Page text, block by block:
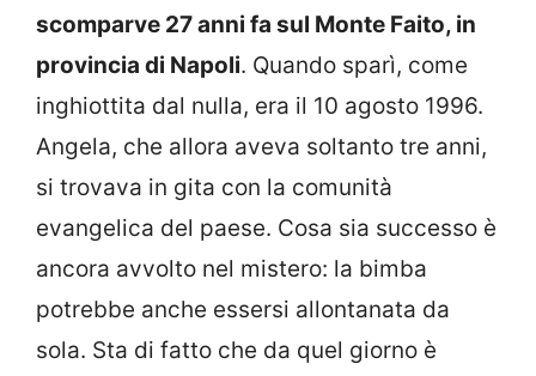
scomparve 27 anni fa sul Monte Faito, in
provincia di Napoli. Quando sparì, come
inghiottita dal nulla, era il 10 agosto 1996.
Angela, che allora aveva soltanto tre anni,
si trovava in gita con la comunità
evangelica del paese. Cosa sia successo è
ancora avvolto nel mistero: la bimba
potrebbe anche essersi allontanata da
sola. Sta di fatto che da quel giorno è